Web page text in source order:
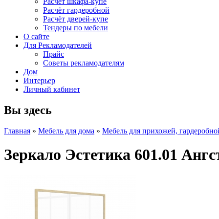
Расчёт гардеробной
Расчёт дверей-купе
Тендеры по мебели
О сайте
Для Рекламодателей
Прайс
Советы рекламодателям
Дом
Интерьер
Личный кабинет
Вы здесь
Главная » Мебель для дома » Мебель для прихожей,
Зеркало Эстетика 601.01